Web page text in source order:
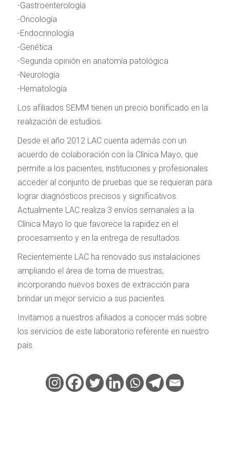
-Gastroenterología
-Oncología
-Endocrinología
-Genética
-Segunda opinión en anatomía patológica
-Neurología
-Hematología
Los afiliados SEMM tienen un precio bonificado en la
realización de estudios.
Desde el año 2012 LAC cuenta además con un
acuerdo de colaboración con la Clínica Mayo, que
permite a los pacientes, instituciones y profesionales
acceder al conjunto de pruebas que se requieran para
lograr diagnósticos precisos y significativos.
Actualmente LAC realiza 3 envíos semanales a la
Clínica Mayo lo que favorece la rapidez en el
procesamiento y en la entrega de resultados.
Recientemente LAC ha renovado sus instalaciones
ampliando el área de toma de muestras,
incorporando nuevos boxes de extracción para
brindar un mejor servicio a sus pacientes.
Invitamos a nuestros afiliados a conocer más sobre
los servicios de este laboratorio referente en nuestro
país.